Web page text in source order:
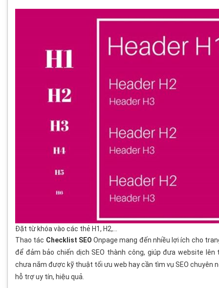
Đặt từ khóa vào các thẻ H1, H2,…
Thao tác Checklist SEO Onpage mang đến nhiều lợi ích cho
để đảm bảo chiến dịch SEO thành công, giúp đưa website
chưa nắm được kỹ thuật tối ưu web hay cần tìm vụ SEO chuyên
hỗ trợ uy tín, hiệu quả.